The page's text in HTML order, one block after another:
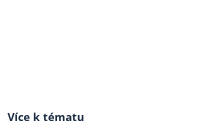
Více k tématu